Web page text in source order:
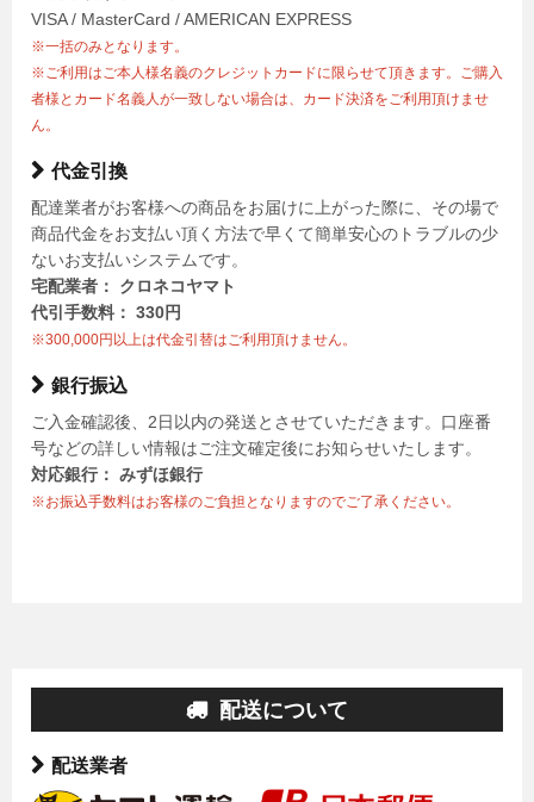
VISA / MasterCard / AMERICAN EXPRESS
※一括のみとなります。
※ご利用はご本人様名義のクレジットカードに限らせて頂きます。ご購入
者様とカード名義人が一致しない場合は、カード決済をご利用頂けませ
ん。
代金引換
配達業者がお客様への商品をお届けに上がった際に、その場で
商品代金をお支払い頂く方法で早くて簡単安心のトラブルの少
ないお支払いシステムです。
宅配業者： クロネコヤマト
代引手数料： 330円
※300,000円以上は代金引替はご利用頂けません。
銀行振込
ご入金確認後、2日以内の発送とさせていただきます。口座番
号などの詳しい情報はご注文確定後にお知らせいたします。
対応銀行： みずほ銀行
※お振込手数料はお客様のご負担となりますのでご了承ください。
配送について
配送業者